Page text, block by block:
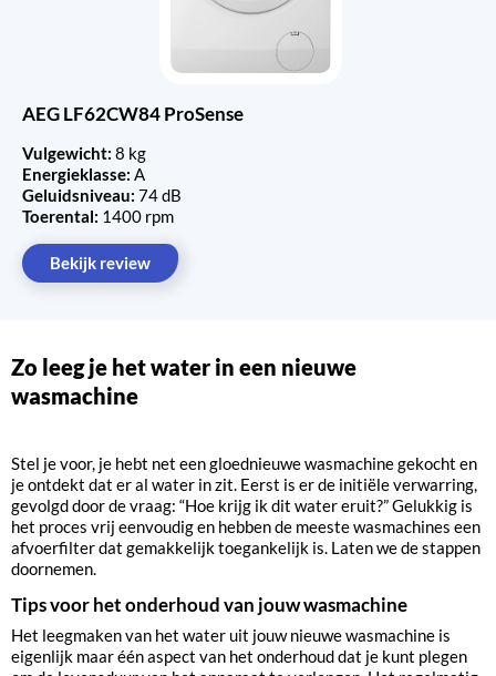
AEG LF62CW84 ProSense
Vulgewicht: 8 kg
Energieklasse: A
Geluidsniveau: 74 dB
Toerental: 1400 rpm
Bekijk review
Zo leeg je het water in een nieuwe
wasmachine
Stel je voor, je hebt net een gloednieuwe wasmachine gekocht en
je ontdekt dat er al water in zit. Eerst is er de initiële verwarring,
gevolgd door de vraag: “Hoe krijg ik dit water eruit?” Gelukkig is
het proces vrij eenvoudig en hebben de meeste wasmachines een
afvoerfilter dat gemakkelijk toegankelijk is. Laten we de stappen
doornemen.
Tips voor het onderhoud van jouw wasmachine
Het leegmaken van het water uit jouw nieuwe wasmachine is
eigenlijk maar één aspect van het onderhoud dat je kunt plegen